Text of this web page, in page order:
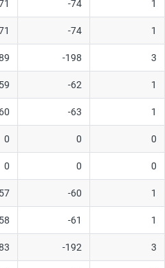
-74 1
-74 1
-198 3
59 -62 1
60 -63 1
0 0 0
0 0 0
57 -60 1
58 -61 1
-192 3